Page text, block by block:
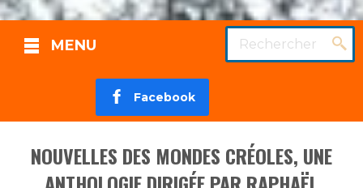
MENU Rechercher
Facebook
NOUVELLES DES MONDES CRÉOLES, UNE